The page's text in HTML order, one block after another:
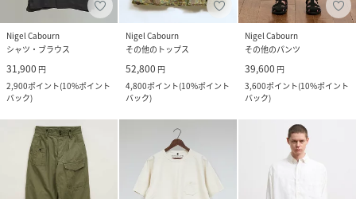
Nigel Cabourn
シャツ・ブラウス
31,900 円
2,900ポイント(10%ポイント
バック)
Nigel Cabourn
その他のトップス
52,800 円
4,800ポイント(10%ポイント
バック)
Nigel Cabourn
その他のパンツ
39,600 円
3,600ポイント(10%ポイント
バック)